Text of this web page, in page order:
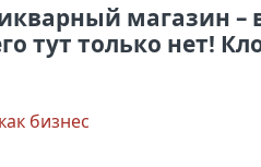
магазин –
тут только нет!
бизнес